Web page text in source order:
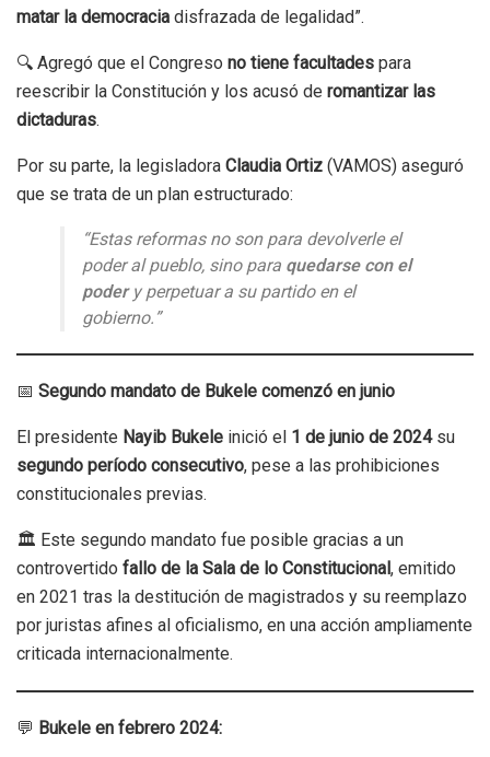
matar la democracia disfrazada de legalidad”.
🔍 Agregó que el Congreso no tiene facultades para
reescribir la Constitución y los acusó de romantizar las
dictaduras.
Por su parte, la legisladora Claudia Ortiz (VAMOS) aseguró
que se trata de un plan estructurado:
“Estas reformas no son para devolverle el
poder al pueblo, sino para quedarse con el
podery perpetuar a su partido en el
gobierno.”
📅 Segundo mandato de Bukele comenzó en junio
El presidente Nayib Bukele inició el 1 de junio de 2024su
segundo período consecutivo, pese a las prohibiciones
constitucionales previas.
🏛️ Este segundo mandato fue posible gracias a un
controvertido fallo de la Sala de lo Constitucional, emitido
en 2021 tras la destitución de magistrados y su reemplazo
por juristas afines al oficialismo, en una acción ampliamente
criticada internacionalmente.
💬 Bukele en febrero 2024: